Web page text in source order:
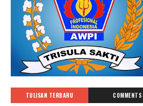
TULISAN TERBARU COMMENTS